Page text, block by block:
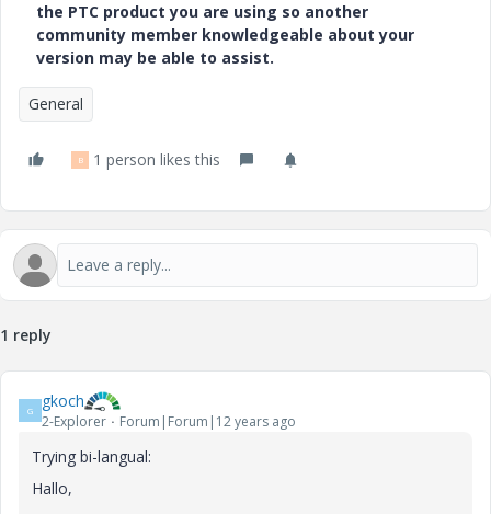
the PTC product you are using so another
community member knowledgeable about your
version may be able to assist.
General
B 1 person likes this
1 reply
G gkoch
2-Explorer Forum|Forum|12 years ago
Trying bi-langual:
Hallo,